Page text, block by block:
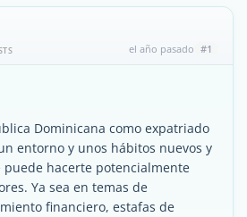
el año pasado #1
Dominicana como expatriado
entorno y unos hábitos nuevos y
puede hacerte potencialmente
Ya sea en temas de
financiero, estafas de